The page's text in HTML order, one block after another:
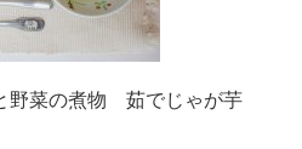
菜の煮物 茹でじゃが芋